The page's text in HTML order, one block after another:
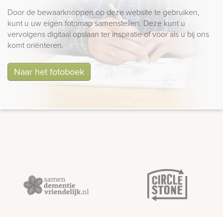
Door de bewaarknoppen op deze website te gebruiken,
kunt u uw eigen fotomap samenstellen. Deze kunt u
vervolgens digitaal opslaan ter inspiratie of voor als u bij ons
komt oriënteren.
Naar het fotoboek